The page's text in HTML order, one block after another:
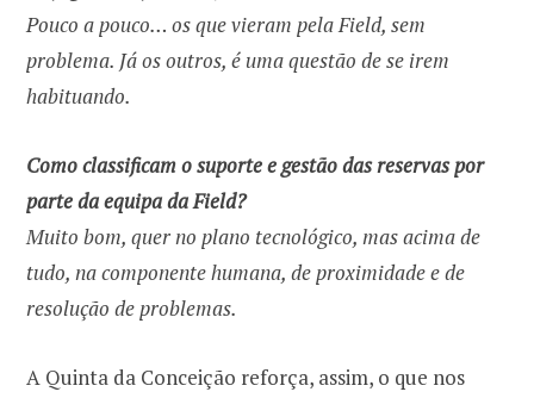
Pouco a pouco… os que vieram pela Field, sem
problema. Já os outros, é uma questão de se irem
habituando.
Como classificam o suporte e gestão das reservas por
parte da equipa da Field?
Muito bom, quer no plano tecnológico, mas acima de
tudo, na componente humana, de proximidade e de
resolução de problemas.
A Quinta da Conceição reforça, assim, o que nos